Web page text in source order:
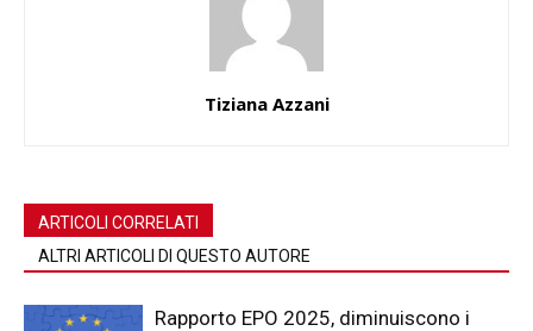
Tiziana Azzani
ARTICOLI CORRELATI
ALTRI ARTICOLI DI QUESTO AUTORE
Rapporto EPO 2025, diminuiscono i